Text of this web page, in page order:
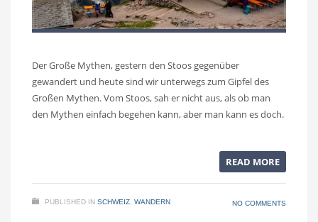
Der Große Mythen, gestern den Stoos gegenüber
gewandert und heute sind wir unterwegs zum Gipfel des
Großen Mythen. Vom Stoos, sah er nicht aus, als ob man
den Mythen einfach begehen kann, aber man kann es doch.
READ MORE
PUBLISHED IN SCHWEIZ WANDERN NO COMMENTS